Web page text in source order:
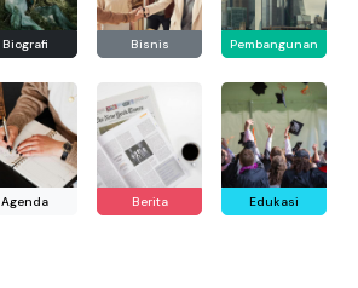
Biografi Bisnis Pembangunan
Agenda Berita Edukasi